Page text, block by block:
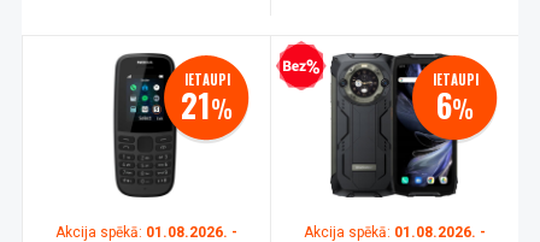
IETAUPI
21%
Akcija spēkā: 01.08.2026. -
Bezprocentu kredīts IETAUPI
6%
Akcija spēkā: 01.08.2026. -